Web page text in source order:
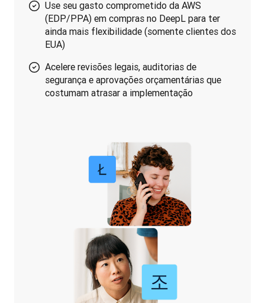
Use seu gasto comprometido da AWS
(EDP/PPA) em compras no DeepL para ter
ainda mais flexibilidade (somente clientes dos
EUA)
Acelere revisões legais, auditorias de
segurança e aprovações orçamentárias que
costumam atrasar a implementação